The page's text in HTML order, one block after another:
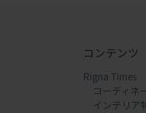
コンテンツ
Rigna Times
コーディネ
インテリア